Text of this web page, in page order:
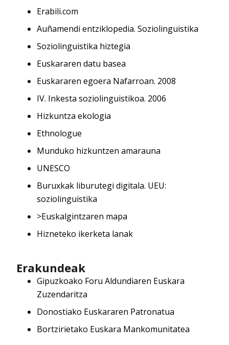
Erabili.com
Auñamendi entziklopedia. Soziolinguistika
Soziolinguistika hiztegia
Euskararen datu basea
Euskararen egoera Nafarroan. 2008
IV. Inkesta soziolinguistikoa. 2006
Hizkuntza ekologia
Ethnologue
Munduko hizkuntzen amarauna
UNESCO
Buruxkak liburutegi digitala. UEU:
soziolinguistika
>Euskalgintzaren mapa
Hizneteko ikerketa lanak
Erakundeak
Gipuzkoako Foru Aldundiaren Euskara
Zuzendaritza
Donostiako Euskararen Patronatua
Bortzirietako Euskara Mankomunitatea